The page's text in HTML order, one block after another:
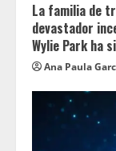
La familia de
devastador
Wylie Park ha
Ana Paula